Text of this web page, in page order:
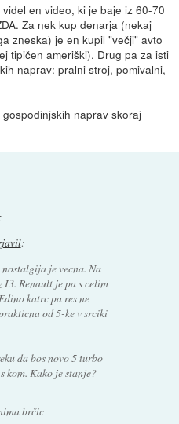
en video, ki je baje iz 60-70
Za nek kup denarja (nekaj
zneska) je en kupil "večji" avto
tipičen ameriški). Drug pa za isti
naprav: pralni stroj, pomivalni,
naprav skoraj
:
je vecna. Na
Renault je pa s celim
katrc pa res ne
od 5-ke v srciki
da bos novo 5 turbo
kom. Kako je stanje?
brčic